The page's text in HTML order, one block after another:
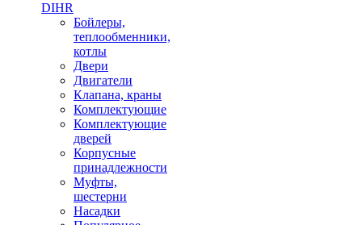
DIHR
Бойлеры,
теплообменники,
котлы
Двери
Двигатели
Клапана, краны
Комплектующие
Комплектующие
дверей
Корпусные
принадлежности
Муфты,
шестерни
Насадки